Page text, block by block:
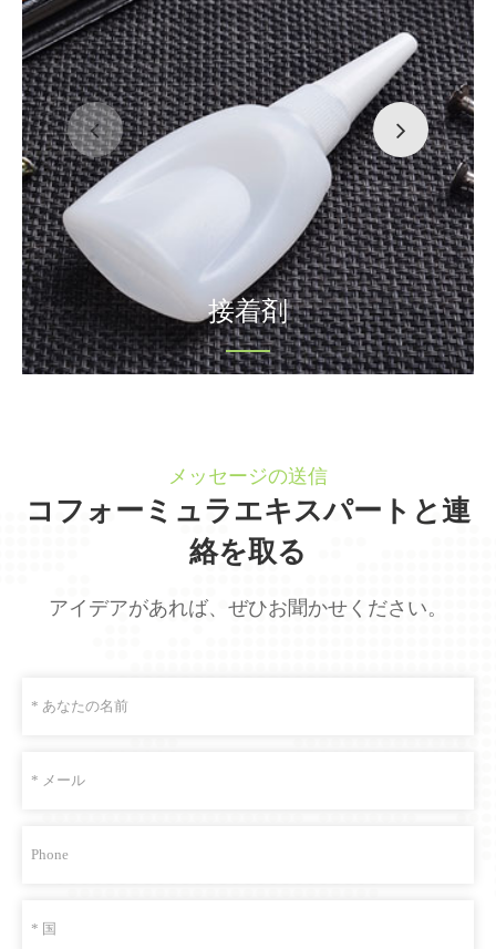
接着剤
メッセージの送信
コフォーミュラエキスパートと連
絡を取る
アイデアがあれば、ぜひお聞かせください。